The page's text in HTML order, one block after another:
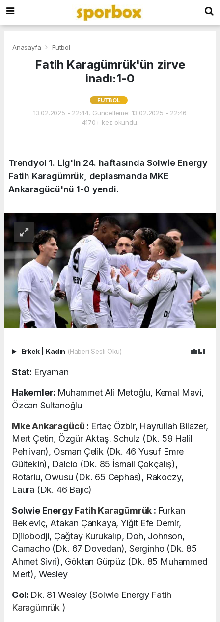
Anasayfa Futbol
Fatih Karagümrük'ün zirve
inadı:1-0
FUTBOL
13.02.2025 - 22:44, Güncelleme: 13.02.2025 - 22:46
4170+ kez okundu.
Trendyol 1. Lig'in 24. haftasında Solwie Energy
Fatih Karagümrük, deplasmanda MKE
Ankaragücü'nü 1-0 yendi.
Erkek Kadın (Haberi Sesli Oku)
Stat: Eryaman
Hakemler: Muhammet Ali Metoğlu, Kemal Mavi,
Özcan Sultanoğlu
Mke Ankaragücü : Ertaç Özbir, Hayrullah Bilazer,
Mert Çetin, Özgür Aktaş, Schulz (Dk. 59 Halil
Pehlivan), Osman Çelik (Dk. 46 Yusuf Emre
Gültekin), Dalcio (Dk. 85 İsmail Çokçalış),
Rotariu, Owusu (Dk. 65 Cephas), Rakoczy,
Laura (Dk. 46 Bajic)
Solwie EnergyFatih Karagümrük : Furkan
Bekleviç, Atakan Çankaya, Yiğit Efe Demir,
Djilobodji, Çağtay Kurukalıp, Doh, Johnson,
Camacho (Dk. 67 Dovedan), Serginho (Dk. 85
Ahmet Sivri), Göktan Gürpüz (Dk. 85 Muhammed
Mert), Wesley
Gol: Dk. 81 Wesley (Solwie Energy Fatih
Karagümrük )